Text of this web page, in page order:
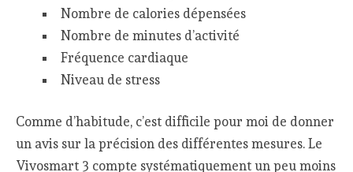
Nombre de calories dépensées
Nombre de minutes d’activité
Fréquence cardiaque
Niveau de stress
Comme d’habitude, c’est difficile pour moi de donner
un avis sur la précision des différentes mesures. Le
Vivosmart 3 compte systématiquement un peu moins